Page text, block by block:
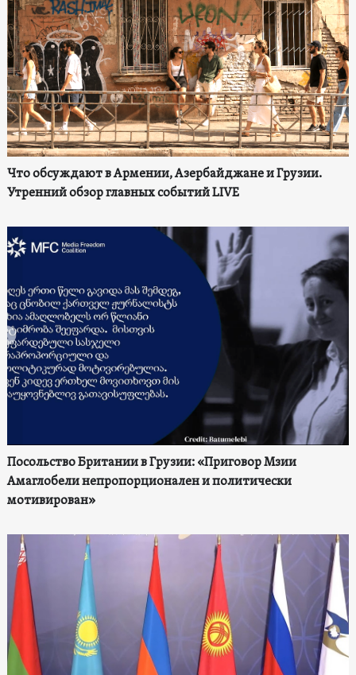
Что обсуждают в Армении, Азербайджане и Грузии.
Утренний обзор главных событий LIVE
Посольство Британии в Грузии: «Приговор Мзии
Амаглобели непропорционален и политически
мотивирован»